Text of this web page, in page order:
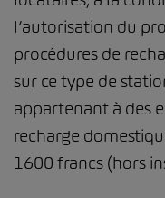
l’autorisation du
procédures de
sur ce type de
appartenant à des
recharge
1600 francs (hors